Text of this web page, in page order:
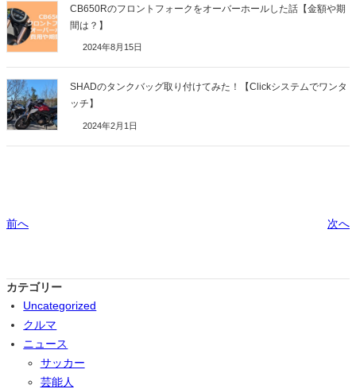
CB650Rのフロントフォークをオーバーホールした話【金額や期
間は？】
2024年8月15日
SHADのタンクバッグ取り付けてみた！【Clickシステムでワンタ
ッチ】
2024年2月1日
前へ 次へ
カテゴリー
Uncategorized
クルマ
ニュース
サッカー
芸能人